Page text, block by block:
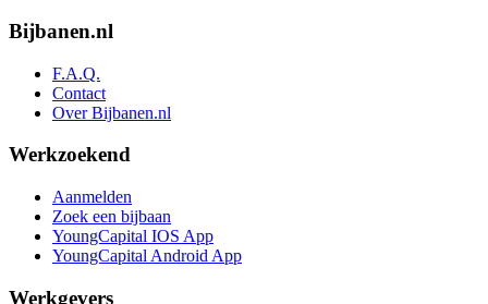
Bijbanen.nl
F.A.Q.
Contact
Over Bijbanen.nl
Werkzoekend
Aanmelden
Zoek een bijbaan
YoungCapital IOS App
YoungCapital Android App
Werkgevers